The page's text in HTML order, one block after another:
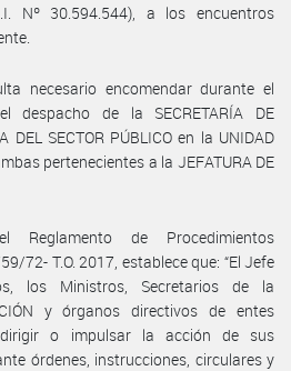
Nº 30.594.544), a los encuentros
necesario encomendar durante el
de la SECRETARÍA DE
DEL SECTOR PÚBLICO en la UNIDAD
pertenecientes a la JEFATURA DE
de Procedimientos
72- T.O. 2017, establece que: “El Jefe
los Ministros, Secretarios de la
y órganos directivos de entes
dirigir o impulsar la acción de sus
órdenes, instrucciones, circulares y